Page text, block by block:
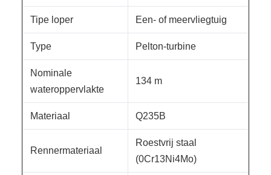
Tipe loper Een- of meervliegtuig
Type Pelton-turbine
Nominale
wateroppervlakte
134 m
Materiaal Q235B
Rennermateriaal
Roestvrij staal
(0Cr13Ni4Mo)